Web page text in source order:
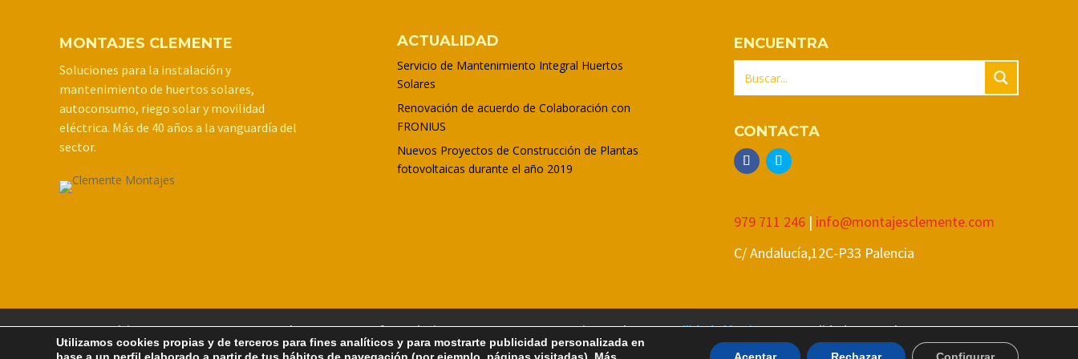
MONTAJES CLEMENTE
Soluciones para la instalación y
mantenimiento de huertos solares,
autoconsumo, riego solar y movilidad
eléctrica. Más de 40 años a la vanguardía del
sector.
ACTUALIDAD
Servicio de Mantenimiento Integral Huertos
Solares
Renovación de acuerdo de Colaboración con
FRONIUS
Nuevos Proyectos de Construcción de Plantas
fotovoltaicas durante el año 2019
ENCUENTRA
CONTACTA
979 711 246 | info@montajesclemente.com
C/ Andalucía,12C-P33 Palencia
Inicio Empresa Huertos Solares y parques fotovoltaicos Autoconsumo Riego Solar Movilidad Eléctrica Actualidad
Legal
Política de Cookies
Política de privacidad Contacto
Utilizamos cookies propias y de terceros para fines analíticos y para mostrarte publicidad personalizada en